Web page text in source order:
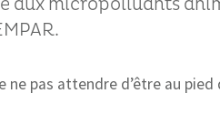
ne pas attendre d’être au